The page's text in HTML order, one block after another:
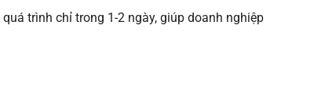
trình chỉ trong 1-2 ngày, giúp doanh nghiệp